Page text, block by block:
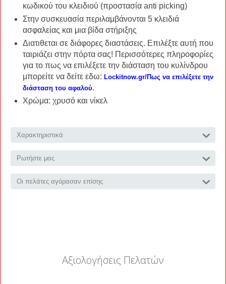
κωδικού του κλειδιού (προστασία anti picking)
Στην συσκευασία περιλαμβάνονται 5 κλειδιά
ασφαλείας και μια βίδα στήριξης
Διατιθεται σε διάφορες διαστάσεις. Επιλέξτε αυτή που
ταιριάζει στην πόρτα σας! Περισσότερες πληροφορίες
για το πως να επιλέξετε την διάσταση του κυλίνδρου
μπορείτε να δείτε εδω: Lockitnow.gr/Πως να επιλέξετε την
διάσταση του αφαλού.
Χρώμα: χρυσό και νίκελ
Χαρακτηριστικά
Ρωτήστε μας
Οι πελάτες αγόρασαν επίσης
Αξιολογήσεις Πελατών